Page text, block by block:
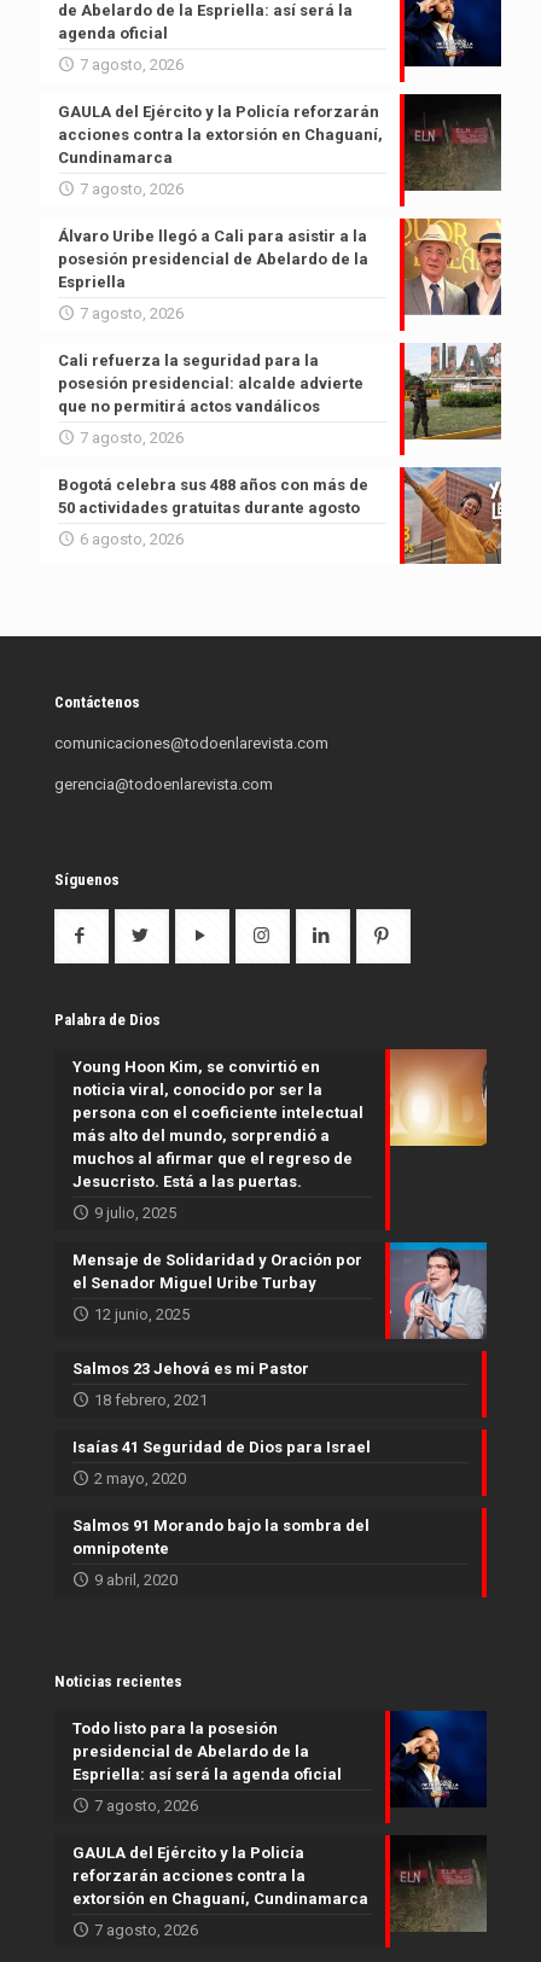
de Abelardo de la Espriella: así será la
agenda oficial
7 agosto, 2026
GAULA del Ejército y la Policía reforzarán
acciones contra la extorsión en Chaguaní,
Cundinamarca
7 agosto, 2026
Álvaro Uribe llegó a Cali para asistir a la
posesión presidencial de Abelardo de la
Espriella
7 agosto, 2026
Cali refuerza la seguridad para la
posesión presidencial: alcalde advierte
que no permitirá actos vandálicos
7 agosto, 2026
Bogotá celebra sus 488 años con más de
50 actividades gratuitas durante agosto
6 agosto, 2026
Contáctenos
comunicaciones@todoenlarevista.com
gerencia@todoenlarevista.com
Síguenos
Palabra de Dios
Young Hoon Kim, se convirtió en
noticia viral, conocido por ser la
persona con el coeficiente intelectual
más alto del mundo, sorprendió a
muchos al afirmar que el regreso de
Jesucristo. Está a las puertas.
9 julio, 2025
Mensaje de Solidaridad y Oración por
el Senador Miguel Uribe Turbay
12 junio, 2025
Salmos 23 Jehová es mi Pastor
18 febrero, 2021
Isaías 41 Seguridad de Dios para Israel
2 mayo, 2020
Salmos 91 Morando bajo la sombra del
omnipotente
9 abril, 2020
Noticias recientes
Todo listo para la posesión
presidencial de Abelardo de la
Espriella: así será la agenda oficial
7 agosto, 2026
GAULA del Ejército y la Policía
reforzarán acciones contra la
extorsión en Chaguaní, Cundinamarca
7 agosto, 2026